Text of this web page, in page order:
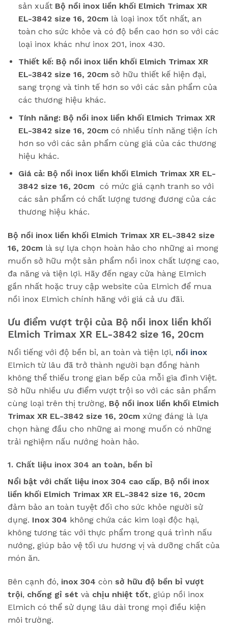
sản xuất Bộ nồi inox liền khối Elmich Trimax XR
EL-3842 size 16, 20cmlà loại inox tốt nhất, an
toàn cho sức khỏe và có độ bền cao hơn so với các
loại inox khác như inox 201, inox 430.
Thiết kế: Bộ nồi inox liền khối Elmich Trimax XR
EL-3842 size 16, 20cmsở hữu thiết kế hiện đại,
sang trọng và tinh tế hơn so với các sản phẩm của
các thương hiệu khác.
Tính năng: Bộ nồi inox liền khối Elmich Trimax XR
EL-3842 size 16, 20cmcó nhiều tính năng tiện ích
hơn so với các sản phẩm cùng giá của các thương
hiệu khác.
Giá cả: Bộ nồi inox liền khối Elmich Trimax XR EL-
3842 size 16, 20cm có mức giá cạnh tranh so với
các sản phẩm có chất lượng tương đương của các
thương hiệu khác.
Bộ nồi inox liền khối Elmich Trimax XR EL-3842 size
16, 20cm là sự lựa chọn hoàn hảo cho những ai mong
muốn sở hữu một sản phẩm nồi inox chất lượng cao,
đa năng và tiện lợi. Hãy đến ngay cửa hàng Elmich
gần nhất hoặc truy cập website của Elmich để mua
nồi inox Elmich chính hãng với giá cả ưu đãi.
Ưu điểm vượt trội của Bộ nồi inox liền khối
Elmich Trimax XR EL-3842 size 16, 20cm
Nổi tiếng với độ bền bỉ, an toàn và tiện lợi, nồi inox
Elmich từ lâu đã trở thành người bạn đồng hành
không thể thiếu trong gian bếp của mỗi gia đình Việt.
Sở hữu nhiều ưu điểm vượt trội so với các sản phẩm
cùng loại trên thị trường, Bộ nồi inox liền khối Elmich
Trimax XR EL-3842 size 16, 20cm xứng đáng là lựa
chọn hàng đầu cho những ai mong muốn có những
trải nghiệm nấu nướng hoàn hảo.
1. Chất liệu inox 304 an toàn, bền bỉ
Nổi bật với chất liệu inox 304 cao cấp, Bộ nồi inox
liền khối Elmich Trimax XR EL-3842 size 16, 20cm
đảm bảo an toàn tuyệt đối cho sức khỏe người sử
dụng. Inox 304 không chứa các kim loại độc hại,
không tương tác với thực phẩm trong quá trình nấu
nướng, giúp bảo vệ tối ưu hương vị và dưỡng chất của
món ăn.
Bên cạnh đó, inox 304 còn sở hữu độ bền bỉ vượt
trội, chống gỉ sét và chịu nhiệt tốt, giúp nồi inox
Elmich có thể sử dụng lâu dài trong mọi điều kiện
môi trường.